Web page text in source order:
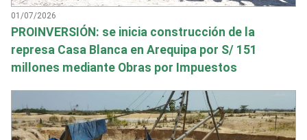
01/07/2026
PROINVERSIÓN: se inicia construcción de la
represa Casa Blanca en Arequipa por S/ 151
millones mediante Obras por Impuestos